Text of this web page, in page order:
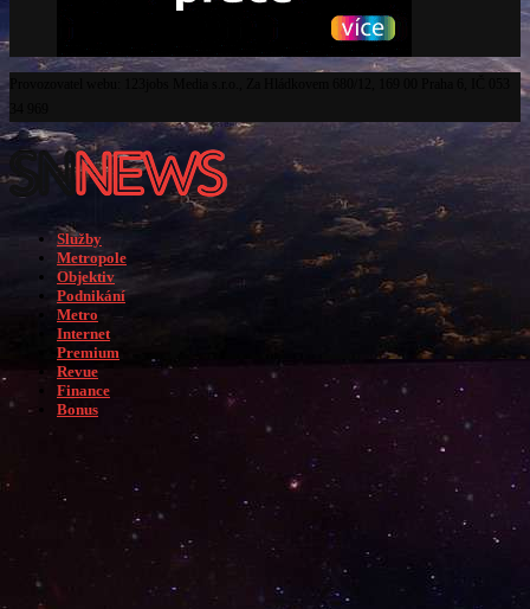
Služby
Metropole
Objektiv
Podnikání
Metro
Internet
Premium
Revue
Finance
Bonus